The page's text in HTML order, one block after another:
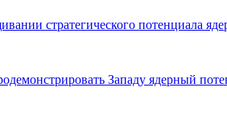
стратегического потенциала
Западу ядерный